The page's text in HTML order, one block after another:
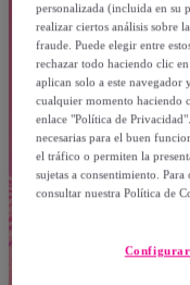
personalizada (incluida en su
realizar ciertos análisis sobre
fraude. Puede elegir entre
rechazar todo haciendo clic
aplican solo a este navegador
cualquier momento haciendo
enlace "Política de
necesarias para el buen
el tráfico o permiten la
sujetas a consentimiento.
consultar nuestra Política de
Configurar